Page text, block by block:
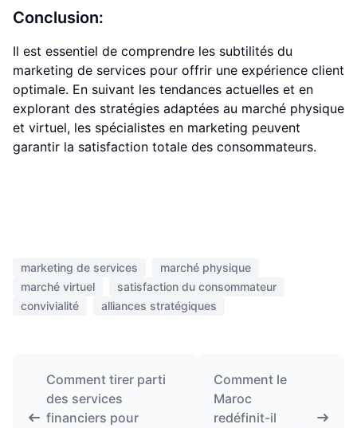
Conclusion:
Il est essentiel de comprendre les subtilités du
marketing de services pour offrir une expérience client
optimale. En suivant les tendances actuelles et en
explorant des stratégies adaptées au marché physique
et virtuel, les spécialistes en marketing peuvent
garantir la satisfaction totale des consommateurs.
marketing de services
marché physique
marché virtuel
satisfaction du consommateur
convivialité
alliances stratégiques
Comment tirer parti
des services
financiers pour
Comment le
Maroc
redéfinit-il